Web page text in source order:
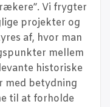
Vi fryg­ter
pro­jek­ter og
af, hvor man
mel­lem
histo­ri­ske
med betyd­ning
til at for­hol­de